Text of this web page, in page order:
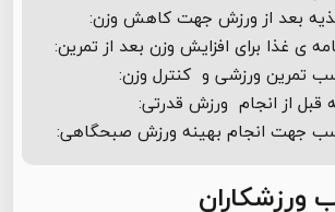
بعد از ورزش جهت کاهش وزن:
ی غذا برای افزایش وزن بعد از تمرین:
تمرین ورزشی و کنترل وزن:
قبل از انجام ورزش قدرتی:
جهت انجام بهینه ورزش صبحگاهی:
ورزشکاران